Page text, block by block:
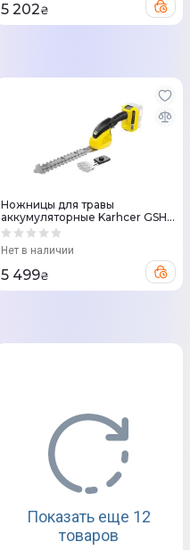
5 202₴
Ножницы для травы
аккумуляторные Karhcer GSH
18-20 Battery, 18V, + насадка
Нет в наличии
5 499₴
Показать еще 12
товаров